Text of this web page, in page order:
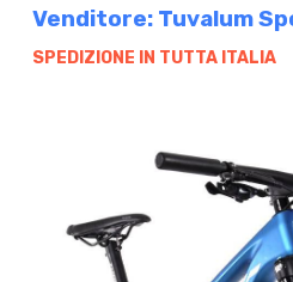
Venditore: Tuvalum
SPEDIZIONE IN TUTTA ITALIA